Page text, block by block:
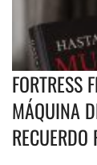
FORTRESS
MÁQUINA